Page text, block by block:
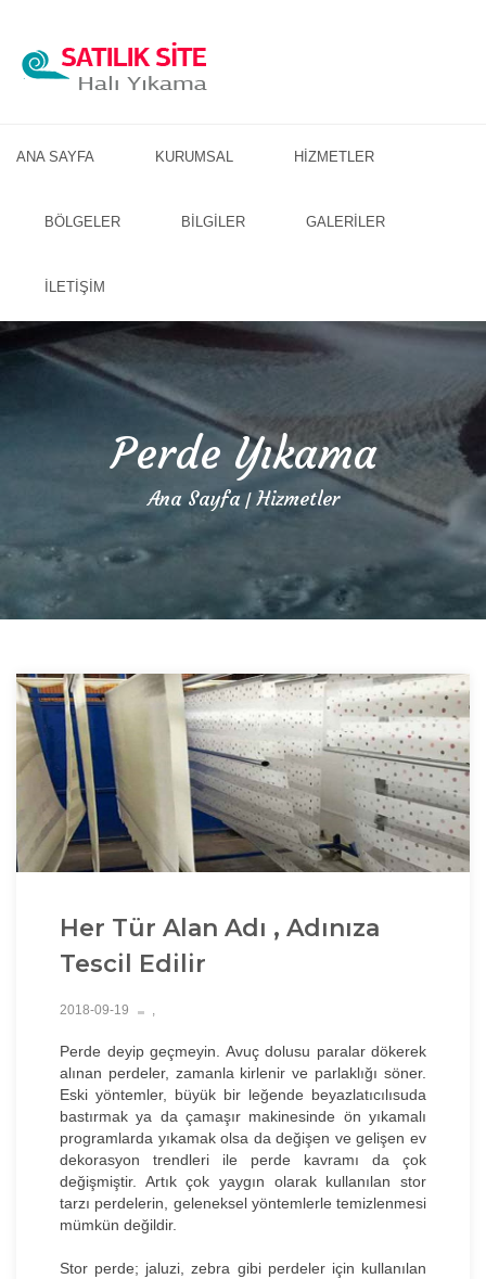
ANA SAYFA KURUMSAL HİZMETLER
BÖLGELER BİLGİLER GALERİLER
İLETİŞİM
Perde Yıkama
Ana Sayfa Hizmetler
Her Tür Alan Adı , Adınıza
Tescil Edilir
2018-09-19
Perde deyip geçmeyin. Avuç dolusu paralar dökerek
alınan perdeler, zamanla kirlenir ve parlaklığı söner.
Eski yöntemler, büyük bir leğende beyazlatıcılısuda
bastırmak ya da çamaşır makinesinde ön yıkamalı
programlarda yıkamak olsa da değişen ve gelişen ev
dekorasyon trendleri ile perde kavramı da çok
değişmiştir. Artık çok yaygın olarak kullanılan stor
tarzı perdelerin, geleneksel yöntemlerle temizlenmesi
mümkün değildir.
Stor perde; jaluzi, zebra gibi perdeler için kullanılan